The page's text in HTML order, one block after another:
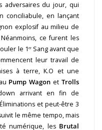
adversaires du jour, qui
conciliabule, en lançant
explosif au milieu de
ce furent les
le 1ᵉʳ Sang avant que
leur travail de
à terre, K.O et une
Pump Wagon et Trolls
arrivant en fin de
et peut-être 3
le même tempo, mais
numérique, les Brutal